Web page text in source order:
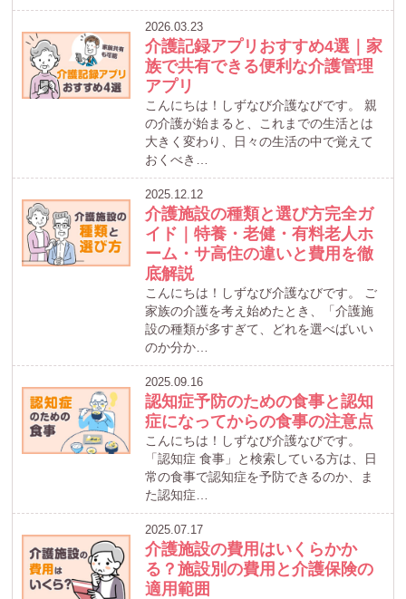
2026.03.23
介護記録アプリおすすめ4選｜家
族で共有できる便利な介護管理
アプリ
こんにちは！しずなび介護なびです。 親
の介護が始まると、これまでの生活とは
大きく変わり、日々の生活の中で覚えて
おくべき…
2025.12.12
介護施設の種類と選び方完全ガ
イド｜特養・老健・有料老人ホ
ーム・サ高住の違いと費用を徹
底解説
こんにちは！しずなび介護なびです。 ご
家族の介護を考え始めたとき、「介護施
設の種類が多すぎて、どれを選べばいい
のか分か…
2025.09.16
認知症予防のための食事と認知
症になってからの食事の注意点
こんにちは！しずなび介護なびです。
「認知症 食事」と検索している方は、日
常の食事で認知症を予防できるのか、ま
た認知症…
2025.07.17
介護施設の費用はいくらかか
る？施設別の費用と介護保険の
適用範囲